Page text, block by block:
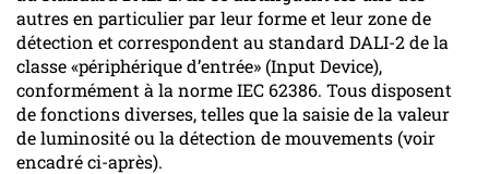
autres en particulier par leur forme et leur zone de
détection et correspondent au standard DALI-2 de la
classe «périphérique d’entrée» (Input Device),
conformément à la norme IEC 62386. Tous disposent
de fonctions diverses, telles que la saisie de la valeur
de luminosité ou la détection de mouvements (voir
encadré ci-après).